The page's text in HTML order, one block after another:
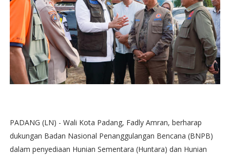
PADANG (LN) - Wali Kota Padang, Fadly Amran, berharap
dukungan Badan Nasional Penanggulangan Bencana (BNPB)
dalam penyediaan Hunian Sementara (Huntara) dan Hunian